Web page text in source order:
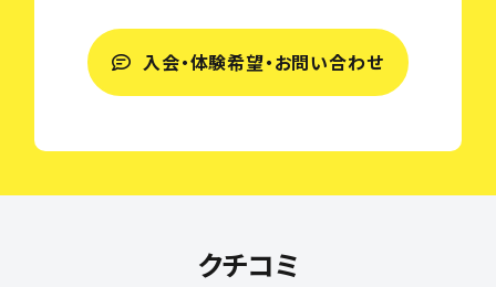
入会・体験希望・お問い合わせ
クチコミ